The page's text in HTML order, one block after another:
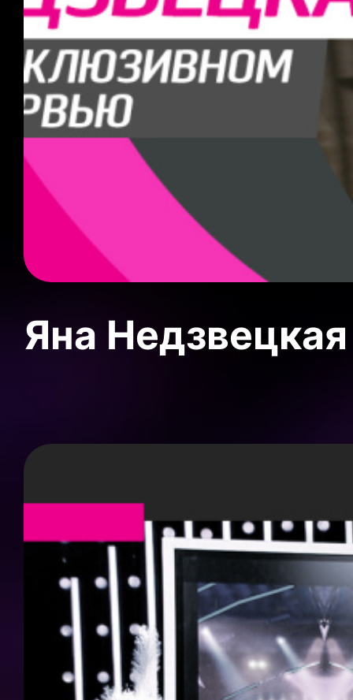
Яна Недзвецкая